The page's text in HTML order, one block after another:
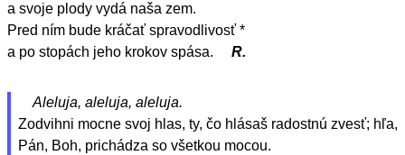
a svoje plody vydá naša zem.
Pred ním bude kráčať spravodlivosť *
a po stopách jeho krokov spása.
R.
Aleluja, aleluja, aleluja.
Zodvihni mocne svoj hlas, ty, čo hlásaš radostnú zvesť; hľa,
Pán, Boh, prichádza so všetkou mocou.